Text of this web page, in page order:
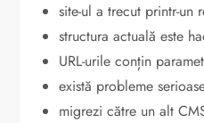
site-ul a trecut printr-un
structura actuală este
URL-urile conțin
există probleme
migrezi către un alt